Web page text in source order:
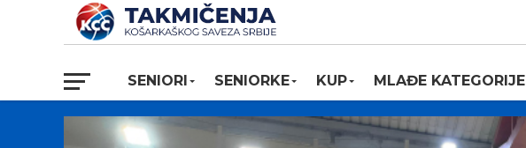
SENIORI SENIORKE KUP MLAĐE KATEGORIJE